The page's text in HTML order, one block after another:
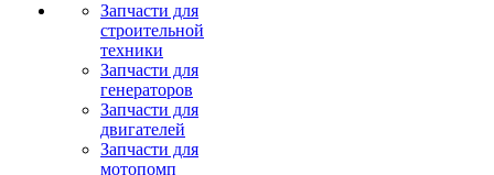
Запчасти для
строительной
техники
Запчасти для
генераторов
Запчасти для
двигателей
Запчасти для
мотопомп